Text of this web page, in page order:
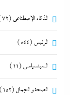
الذكاء الإصطناعي (72)
الرئيس (544)
السينسياسي (11)
الصحة و الجمال (152)